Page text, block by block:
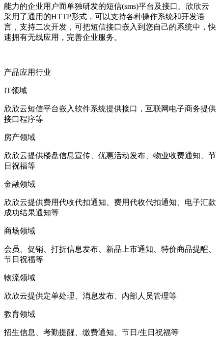
能力的企业用户而单独研发的短信(sms)平台及接口。欣欣云
采用了通用的HTTP形式，可以支持各种操作系统和开发语
言，支持二次开发，可把短信接口嵌入到您自己的系统中，快
速拥有无线应用，完善企业服务。
产品应用行业
IT领域
欣欣云短信平台嵌入软件系统提供接口，互联网电子商务提供
接口程序等
房产领域
欣欣云提供楼盘信息宣传、优惠活动发布、物业收费通知、节
日祝福等
金融领域
欣欣云提供费用代收代扣通知、费用代收代扣通知、电子汇款
成功结果通知等
商场领域
会员、促销、打折信息发布、新品上市通知、特价商品提醒、
节日祝福等
物流领域
欣欣云提供定单处理、消息发布、内部人员管理等
教育领域
招生信息、考勤提醒、缴费通知、节日/生日祝福等